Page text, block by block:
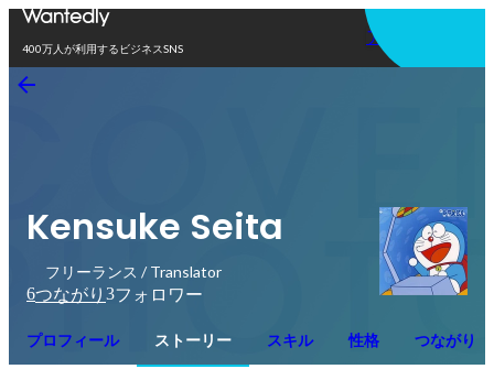
400万人が利用するビジネスSNS
アプリを使う
Kensuke Seita
フリーランス / Translator
6つながり 3フォロワー
プロフィール ストーリー スキル 性格 つながり